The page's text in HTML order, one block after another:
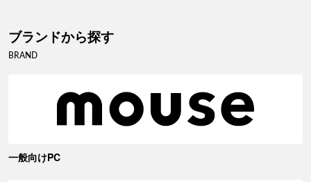
ブランドから探す
BRAND
一般向けPC